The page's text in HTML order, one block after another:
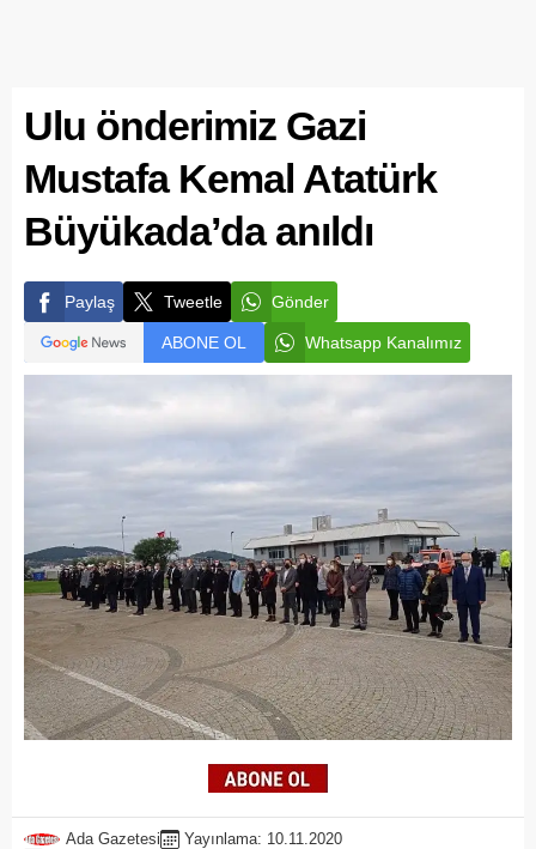
Ulu önderimiz Gazi
Mustafa Kemal Atatürk
Büyükada’da anıldı
Paylaş Tweetle Gönder
ABONE OL Whatsapp Kanalımız
Ada Gazetesi
Yayınlama: 10.11.2020